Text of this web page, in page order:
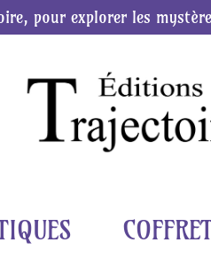
pour explorer les